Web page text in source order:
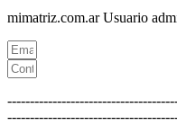
mimatriz.com.ar Usuario